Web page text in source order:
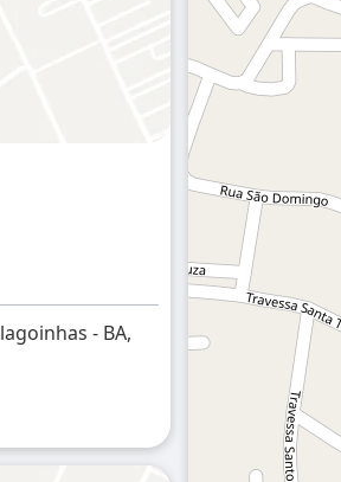
- BA,